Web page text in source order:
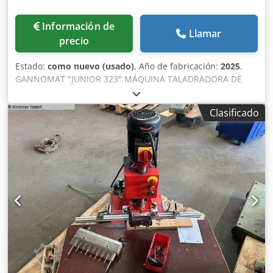
Información de
precio
Llamar
Estado: como nuevo (usado), Año de fabricación: 2025,
GANNOMAT "JUNIOR 323" MÁQUINA TALADRADORA DE
ESPIGA Y RANURADORA DE MARCOS Completamente
configurada en versión estándar según lista de precios
01/22/D con: - Portapinzas de precisión para pinzas ER 40,
Ø 3-26 mm. Incluye pinzas de Ø 10 / 13 / 16 / 20 - Motor de
1,5 kW, 2800 rpm - Ajuste de posición mediante contador
digital - Ajuste de posición en 2 niveles, neumático (0-100
mm) - Profundidad máxima de taladrado: 150 mm - Guía
de precisión con tope en pasos de 12 mm con: -
Posicionamiento central y ajuste lateral de 320 mm - 2
cilindros de sujeción de seguridad neumáticos - Sistema
de topes completo compuesto por: 1 tope central y 1 tope
para marcos extranchos 1 barra de tope redonda de
aproximadamente 850 mm de largo (invertible de
izquierda a derecha) 2 topes abatibles - Dispositivo para
Clasificado